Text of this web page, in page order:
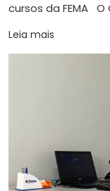
cursos da FEMA O
Leia mais